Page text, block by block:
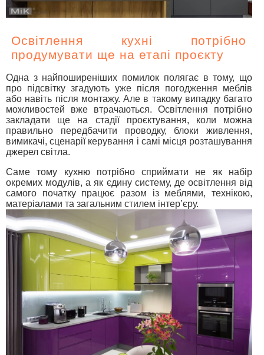
Освітлення кухні потрібно
продумувати ще на етапі проєкту
Одна з найпоширеніших помилок полягає в тому, що
про підсвітку згадують уже після погодження меблів
або навіть після монтажу. Але в такому випадку багато
можливостей вже втрачаються. Освітлення потрібно
закладати ще на стадії проєктування, коли можна
правильно передбачити проводку, блоки живлення,
вимикачі, сценарії керування і самі місця розташування
джерел світла.
Саме тому кухню потрібно сприймати не як набір
окремих модулів, а як єдину систему, де освітлення від
самого початку працює разом із меблями, технікою,
матеріалами та загальним стилем інтер’єру.